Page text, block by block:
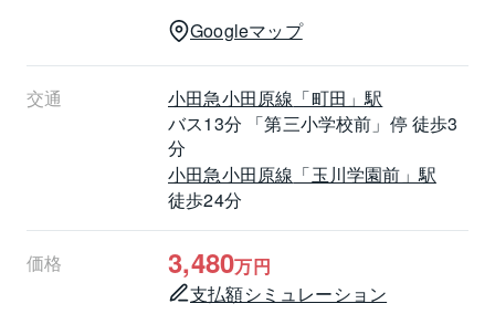
┗┻━━━━━━━━━━━━━━━━━
上記内容は一部のご紹介です。
ぜひ現地をご覧になってお確かめください。
ご案内・資料請求など随時承っておりますので、お気
軽にお問い合わせください。
ご連絡心よりお待ちしております。
Googleマップ
交通 小田急小田原線 「町田」駅
バス13分 「第三小学校前」停 徒歩3
分
小田急小田原線 「玉川学園前」駅
徒歩24分
価格 3,480万円
支払額シミュレーション